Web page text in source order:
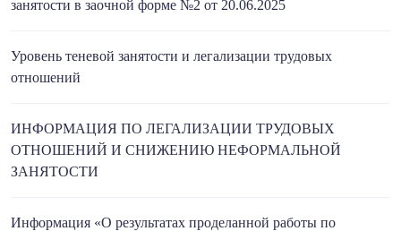
занятости в заочной форме №2 от 20.06.2025
Уровень теневой занятости и легализации трудовых
отношений
ИНФОРМАЦИЯ ПО ЛЕГАЛИЗАЦИИ ТРУДОВЫХ
ОТНОШЕНИЙ И СНИЖЕНИЮ НЕФОРМАЛЬНОЙ
ЗАНЯТОСТИ
Информация «О результатах проделанной работы по